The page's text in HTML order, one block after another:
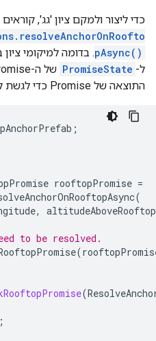
כדי ליצור ולמקם ציון 'גג',
pAsync()
ל- PromiseState
התוצאה של Promise כדי לגשת ל-
;
rooftopPromise =
(
, altitudeAboveRooftop
to be resolved.
(
(
;